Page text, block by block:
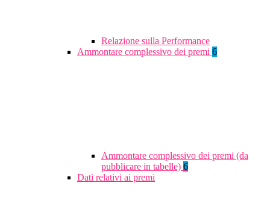
Relazione sulla Performance
Ammontare complessivo dei premi 6
Ammontare complessivo dei premi (da
pubblicare in tabelle) 6
Dati relativi ai premi